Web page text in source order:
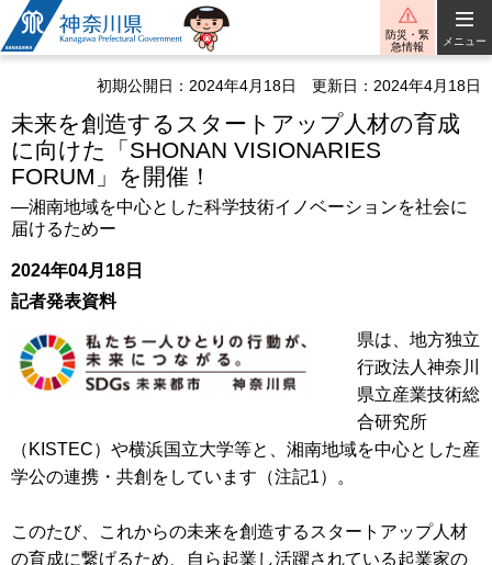
神奈川県
防災・緊
急情報
メニュー
初期公開日：2024年4月18日 更新日：2024年4月18日
未来を創造するスタートアップ人材の育成
に向けた「SHONAN VISIONARIES
FORUM」を開催！
―湘南地域を中心とした科学技術イノベーションを社会に
届けるためー
2024年04月18日
記者発表資料
県は、地方独立
行政法人神奈川
県立産業技術総
合研究所
（KISTEC）や横浜国立大学等と、湘南地域を中心とした産
学公の連携・共創をしています（注記1）。
このたび、これからの未来を創造するスタートアップ人材
の育成に繋げるため、自ら起業し活躍されている起業家の